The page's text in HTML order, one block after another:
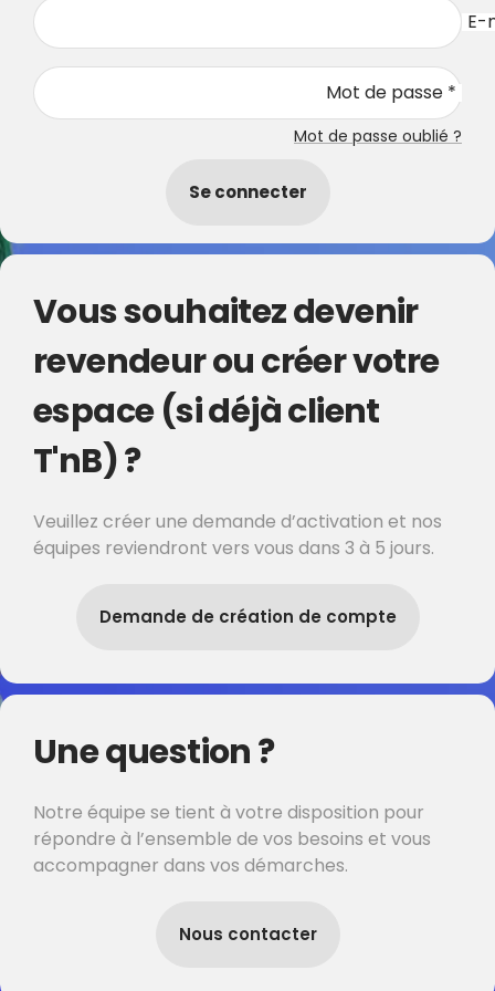
E-
Mot de passe *
Mot de passe oublié ?
Se connecter
Vous souhaitez devenir
revendeur ou créer votre
espace (si déjà client
T'nB) ?
Veuillez créer une demande d’activation et nos
équipes reviendront vers vous dans 3 à 5 jours.
Demande de création de compte
Une question ?
Notre équipe se tient à votre disposition pour
répondre à l’ensemble de vos besoins et vous
accompagner dans vos démarches.
Nous contacter